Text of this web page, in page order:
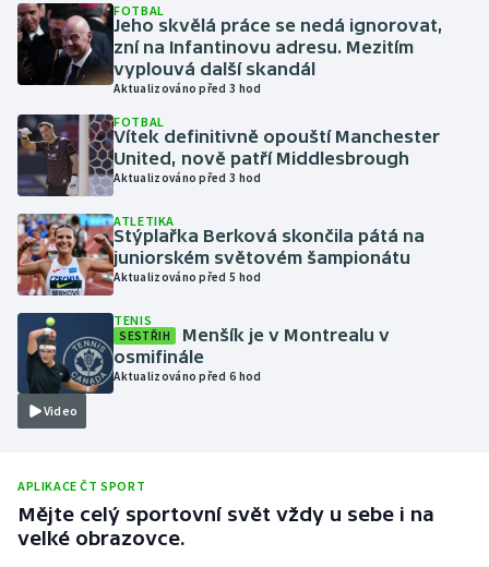
Judo
Krasobruslení
Lezení
Lyže a snowboard
Moderní pětiboj
Motorsport
Olympijské hry
Parasport
Plavání
Plážový volejbal
Ragby
FOTBAL
Jeho skvělá práce se nedá ignorovat,
zní na Infantinovu adresu. Mezitím
vyplouvá další skandál
Aktualizováno před 3 hod
FOTBAL
Vítek definitivně opouští Manchester
United, nově patří Middlesbrough
Aktualizováno před 3 hod
ATLETIKA
Stýplařka Berková skončila pátá na
juniorském světovém šampionátu
Aktualizováno před 5 hod
Video
TENIS
SESTŘIH
Menšík je v Montrealu v
osmifinále
Aktualizováno před 6 hod
APLIKACE ČT SPORT
Mějte celý sportovní svět vždy u sebe i na
velké obrazovce.